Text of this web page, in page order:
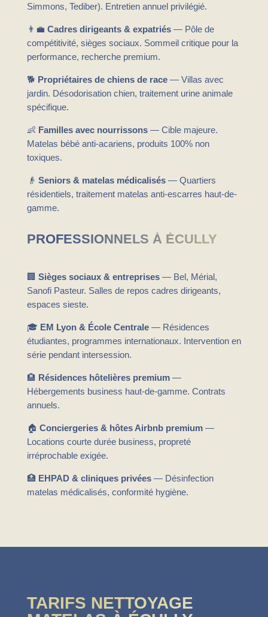
Simmons, Tediber). Entretien annuel privilégié.
👨‍💼 Cadres dirigeants & expatriés— Pôle de
compétitivité, sièges sociaux. Sommeil critique pour la
performance, recherche premium.
🐕 Propriétaires de chiens de race— Villas avec
jardin. Désodorisation chien, traitement urine animale
spécifique.
👶 Familles avec nourrissons— Cible majeure.
Matelas bébé anti-acariens, produits 100% non
toxiques.
👴 Seniors & matelas médicalisés— Quartiers
résidentiels, traitement matelas anti-escarres haut-de-
gamme.
PROFESSIONNELS À ÉCULLY
🏢 Sièges sociaux & entreprises— Bel, Mérial,
Sanofi Pasteur. Salles de repos cadres dirigeants,
espaces sieste.
🎓 EM Lyon & École Centrale— Résidences
étudiantes, programmes internationaux. Intervention en
série pendant intersession.
🏨 Résidences hôtelières premium—
Hébergements business haut-de-gamme. Contrats
annuels.
🏠 Conciergeries & hôtes Airbnb premium—
Locations courte durée business, propreté
irréprochable exigée.
🏥 EHPAD & cliniques privées— Désinfection
matelas médicalisés, conformité hygiène.
TARIFS NETTOYAGE